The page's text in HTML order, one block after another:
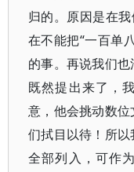
归的。原因是在
在不能把“一百单
的事。再说我们
既然提出来了，
意，他会挑动数
们拭目以待！所
全部列入，可作